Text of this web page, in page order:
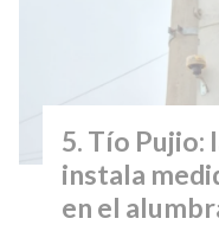
Tío Pujio:
instala
en el